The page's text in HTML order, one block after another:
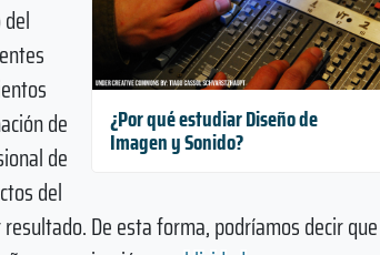
¿Por qué estudiar Diseño de
Imagen y Sonido?
de
de
del
De esta forma, podríamos decir que